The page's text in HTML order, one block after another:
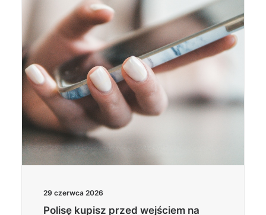
29 czerwca 2026
Polisę kupisz przed wejściem na